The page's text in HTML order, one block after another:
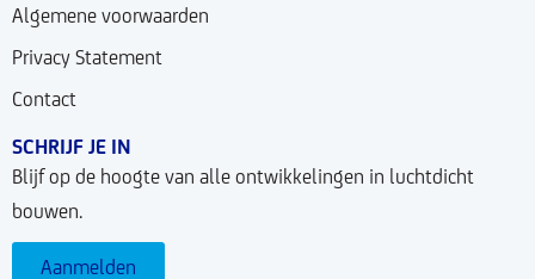
Algemene voorwaarden
Privacy Statement
Contact
SCHRIJF JE IN
Blijf op de hoogte van alle ontwikkelingen in luchtdicht
bouwen.
Aanmelden